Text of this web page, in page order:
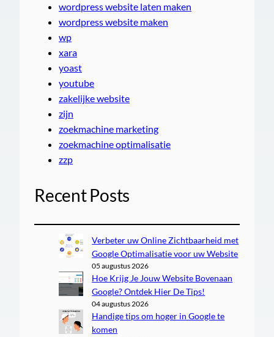
wordpress website laten maken
wordpress website maken
wp
xara
yoast
youtube
zakelijke website
zijn
zoekmachine marketing
zoekmachine optimalisatie
zzp
Recent Posts
Verbeter uw Online Zichtbaarheid met
Google Optimalisatie voor uw Website
05 augustus 2026
Hoe Krijg Je Jouw Website Bovenaan
Google? Ontdek Hier De Tips!
04 augustus 2026
Handige tips om hoger in Google te
komen